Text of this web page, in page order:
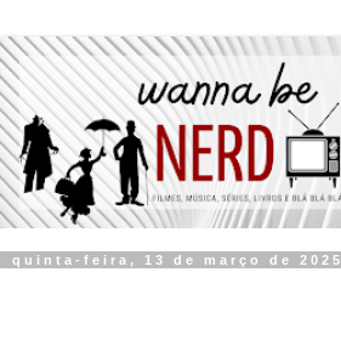
quinta-feira, 13 de março de 2025